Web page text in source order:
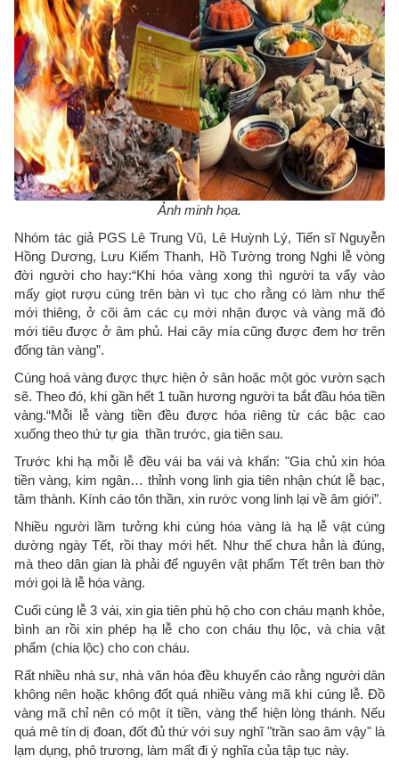
Ảnh minh họa.
Nhóm tác giả PGS Lê Trung Vũ, Lê Huỳnh Lý, Tiến sĩ Nguyễn
Hồng Dương, Lưu Kiếm Thanh, Hồ Tường trong Nghi lễ vòng
đời người cho hay:“Khi hóa vàng xong thì người ta vẩy vào
mấy giọt rượu cúng trên bàn vì tục cho rằng có làm như thế
mới thiêng, ở cõi âm các cụ mới nhận được và vàng mã đó
mới tiêu được ở âm phủ. Hai cây mía cũng được đem hơ trên
đống tàn vàng”.
Cúng hoá vàng được thực hiện ở sân hoặc một góc vườn sạch
sẽ. Theo đó, khi gần hết 1 tuần hương người ta bắt đầu hóa tiền
vàng.“Mỗi lễ vàng tiền đều được hóa riêng từ các bậc cao
xuống theo thứ tự gia thần trước, gia tiên sau.
Trước khi hạ mỗi lễ đều vái ba vái và khấn: "Gia chủ xin hóa
tiền vàng, kim ngân… thỉnh vong linh gia tiên nhận chút lễ bạc,
tâm thành. Kính cáo tôn thần, xin rước vong linh lại về âm giới”.
Nhiều người lầm tưởng khi cúng hóa vàng là hạ lễ vật cúng
dường ngày Tết, rồi thay mới hết. Như thế chưa hẳn là đúng,
mà theo dân gian là phải để nguyên vật phẩm Tết trên ban thờ
mới gọi là lễ hóa vàng.
Cuối cùng lễ 3 vái, xin gia tiên phù hộ cho con cháu mạnh khỏe,
bình an rồi xin phép hạ lễ cho con cháu thụ lộc, và chia vật
phẩm (chia lộc) cho con cháu.
Rất nhiều nhà sư, nhà văn hóa đều khuyến cáo rằng người dân
không nên hoặc không đốt quá nhiều vàng mã khi cúng lễ. Đồ
vàng mã chỉ nên có một ít tiền, vàng thể hiện lòng thánh. Nếu
quá mê tín dị đoan, đốt đủ thứ với suy nghĩ "trần sao âm vậy" là
lạm dụng, phô trương, làm mất đi ý nghĩa của tập tục này.